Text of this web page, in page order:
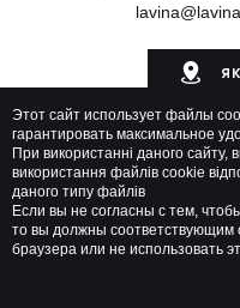
Lavina Mall ©
Этот сайт использует файлы
гарантировать максимальное
При використанні даного сайту,
використання файлів cookie
даного типу файлів
Если вы не согласны с тем,
то вы должны соответствующим
браузера или не использовать